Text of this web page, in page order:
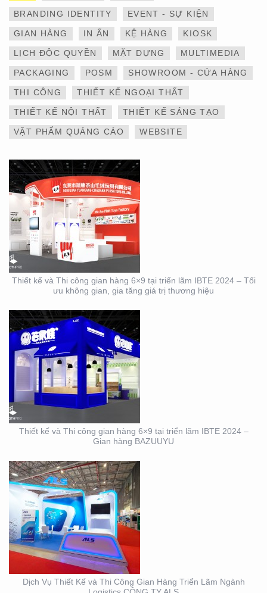
BRANDING IDENTITY EVENT - SỰ KIỆN
GIAN HÀNG IN ẤN KỆ HÀNG KIOSK
LỊCH ĐỘC QUYỀN MẶT DỰNG MULTIMEDIA
PACKAGING POSM SHOWROOM - CỬA HÀNG
THI CÔNG THIẾT KẾ NGOẠI THẤT
THIẾT KẾ NỘI THẤT THIẾT KẾ SÁNG TẠO
VẬT PHẨM QUẢNG CÁO WEBSITE
THIẾT KẾ VÀ THI CÔNG
GIAN HÀNG 6×9 TẠI
TRIỂN LÃM IBTE 2024 –
TỐI ƯU KHÔNG GIAN,
GIA TĂNG GIÁ TRỊ
THƯƠNG HIỆU
Thiết kế và Thi công gian hàng 6×9 tại triển lãm IBTE 2024 – Tối
ưu không gian, gia tăng giá trị thương hiệu
THIẾT KẾ VÀ THI CÔNG
GIAN HÀNG 6×9 TẠI
TRIỂN LÃM IBTE 2024 –
GIAN HÀNG BAZUUYU
Thiết kế và Thi công gian hàng 6×9 tại triển lãm IBTE 2024 –
Gian hàng BAZUUYU
DỊCH VỤ THIẾT KẾ VÀ
THI CÔNG GIAN HÀNG
TRIỂN LÃM NGÀNH
LOGISTICS CÔNG TY
ALS
Dịch Vụ Thiết Kế và Thi Công Gian Hàng Triển Lãm Ngành
THIẾT KẾ THI CÔNG
GIAN HÀNG TRIỂN LÃM
VIFA EXPO 2023 UY TÍN
– CHẤT LƯỢNG